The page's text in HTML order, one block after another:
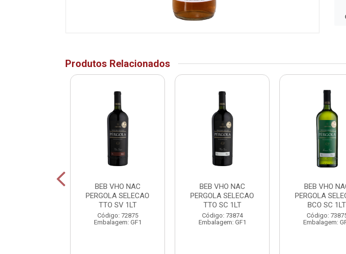
Produtos Relacionados
BEB VHO NAC
PERGOLA SELECAO
TTO SV 1LT
Código: 72875
Embalagem: GF1
BEB VHO NAC
PERGOLA SELECAO
TTO SC 1LT
Código: 73874
Embalagem: GF1
BEB VHO
PERGOLA
BCO SC 1LT
Código:
Embalagem: